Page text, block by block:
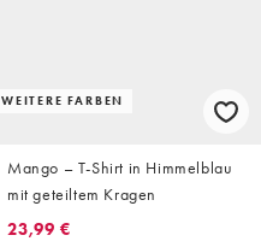
WEITERE FARBEN
Mango – T-Shirt in Himmelblau
mit geteiltem Kragen
23,99 €